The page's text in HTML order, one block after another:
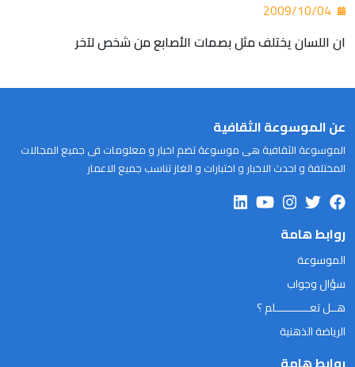
ان اللسان يختلف مثل بصمات الأصابع من شخص لآخر
عن الموسوعة الثقافية
الموسوعة الثقافية هى موسوعة تضم اخبار و معلومات فى جميع المجالات
المختلفة و احدث الاخبار و اختبارات و الغاز تناسب جميع الاعمار
روابط هامة
الموسوعة
سؤال وجواب
هــل تعـــــــــــلم ؟
الرياضة الذهنية